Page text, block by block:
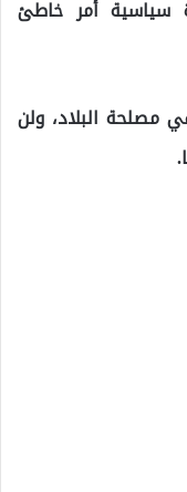
سياسية أمر خاطئ
مصلحة البلاد، ولن